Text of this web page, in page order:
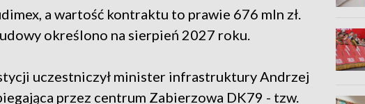
a wartość kontraktu to prawie 676 mln zł.
określono na sierpień 2027 roku.
uczestniczył minister infrastruktury Andrzej
przez centrum Zabierzowa DK79 - tzw.